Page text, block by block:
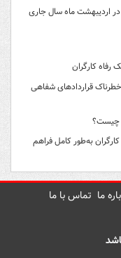
ازدواج در اردیبهشت ماه سال جاری
خطرناک قراردادهای شفاهی
چیست؟
به‌طور کامل فراهم
ما تماس با ما